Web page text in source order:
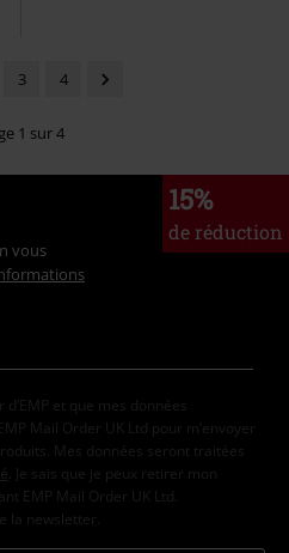
3 4
1 sur 4
15%
de réduction
vous
et que mes données
Mail Order UK Ltd pour m’envoyer
Mes données seront traitées
. Je sais que je peux retirer mon
EMP Mail Order UK Ltd.
la newsletter.